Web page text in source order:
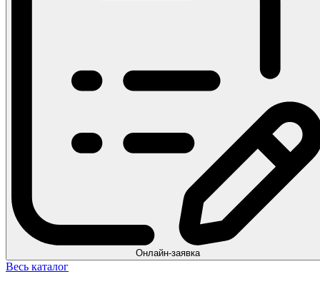
Онлайн-заявка
Весь каталог